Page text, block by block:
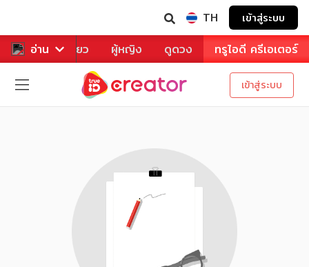
TH เข้าสู่ระบบ
อ่าน
หาร ท่องเที่ยว ผู้หญิง ดูดวง ทรูไอดี ครีเอเตอร์
เข้าสู่ระบบ